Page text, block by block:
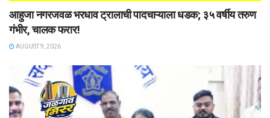
आहुजा नगरजवळ भरधाव ट्रालाची पादचाऱ्याला धडक; ३५ वर्षीय तरुण
गंभीर, चालक फरार!
AUGUST 9, 2026